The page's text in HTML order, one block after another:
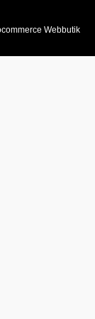
Webbutik